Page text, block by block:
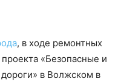
, в ходе ремонтных
«Безопасные и
в Волжском в